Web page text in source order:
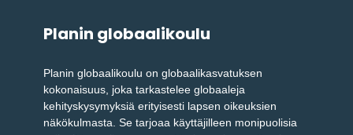
Planin globaalikoulu
Planin globaalikoulu on globaalikasvatuksen
kokonaisuus, joka tarkastelee globaaleja
kehityskysymyksiä erityisesti lapsen oikeuksien
näkökulmasta. Se tarjoaa käyttäjilleen monipuolisia